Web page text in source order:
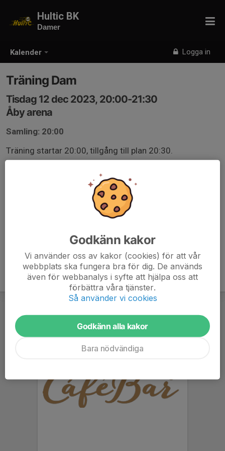
Kalender Logga in
Hultic BK
Damer
Träning Dam
Tisdag 12 dec 2023, 20:00-21:30
Åby arena
Samling: 20:00
Träning startar 20:00, tillgång till plan 20:30.
Godkänn kakor
Vi använder oss av kakor (cookies) för att vår
webbplats ska fungera bra för dig. De används
även för webbanalys i syfte att hjälpa oss att
förbättra våra tjänster.
Så använder vi cookies
Godkänn alla kakor
Bara nödvändiga